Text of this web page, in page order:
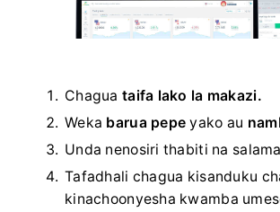
Chagua taifa lako la makazi.
Weka barua pepe yako au
Unda nenosiri thabiti na
Tafadhali chagua kisanduku
kinachoonyesha kwamba